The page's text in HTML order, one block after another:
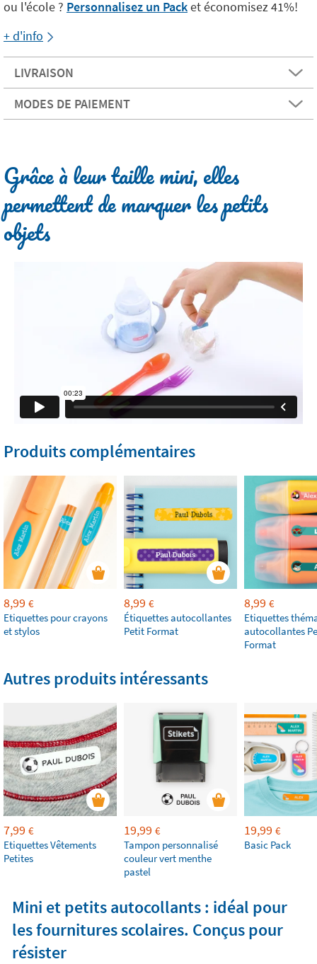
ou l'école ? Personnalisez un Packet économisez 41%!
+ d'info
LIVRAISON
MODES DE PAIEMENT
Grâce à leur taille mini, elles
permettent de marquer les petits
objets
Produits complémentaires
8,99 €
Etiquettes pour crayons
et stylos
8,99 €
Étiquettes autocollantes
Petit Format
8,99 €
Etiquettes
autocollantes
Format
Autres produits intéressants
7,99 €
Etiquettes Vêtements
Petites
19,99 €
Tampon personnalisé
couleur vert menthe
pastel
19,99 €
Basic Pack
Mini et petits autocollants : idéal pour
les fournitures scolaires. Conçus pour
résister